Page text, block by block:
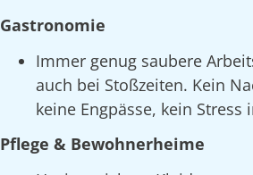
Gastronomie
Immer genug saubere
auch bei Stoßzeiten. Kein
keine Engpässe, kein Stress
Pflege & Bewohnerheime